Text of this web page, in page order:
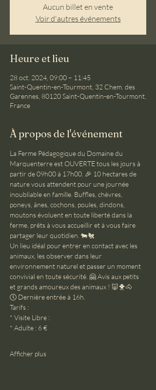
Aucun billet en vente
Voir d'autres événements
Heure et lieu
28 oct. 2024, 09:00 – 11:45
Saint-Quentin-en-Tourmont, 32 Chem. des
Garennes, 80120 Saint-Quentin-en-Tourmont,
France
À propos de l'événement
La Ferme Pédagogique du Domaine du
Marquenterre est OUVERTE tous les jours à
partir de 09h00 à 17h00. 🎉 10 hectares de
nature vous attendent pour une journée
inoubliable en famille. Buffles, chèvres,
poneys, ânes, cochons, poules, dindons,
moutons évoluent en toute liberté dans la
ferme, prêts à vous accueillir et à vous faire
partager leur quotidien. 🐄🐔
Un lieu idéal pour entrer en contact avec les
animaux, les observer dans leur
environnement naturel et passer un moment
convivial en toute sécurité. 🤗 Avis aux petits
et grands amoureux des animaux ! 🐷🐥🐴
🕔 Dernière entrée à 16h.
Tarifs :
* Visite Libre :
* Adulte : 6 €
Afficher plus